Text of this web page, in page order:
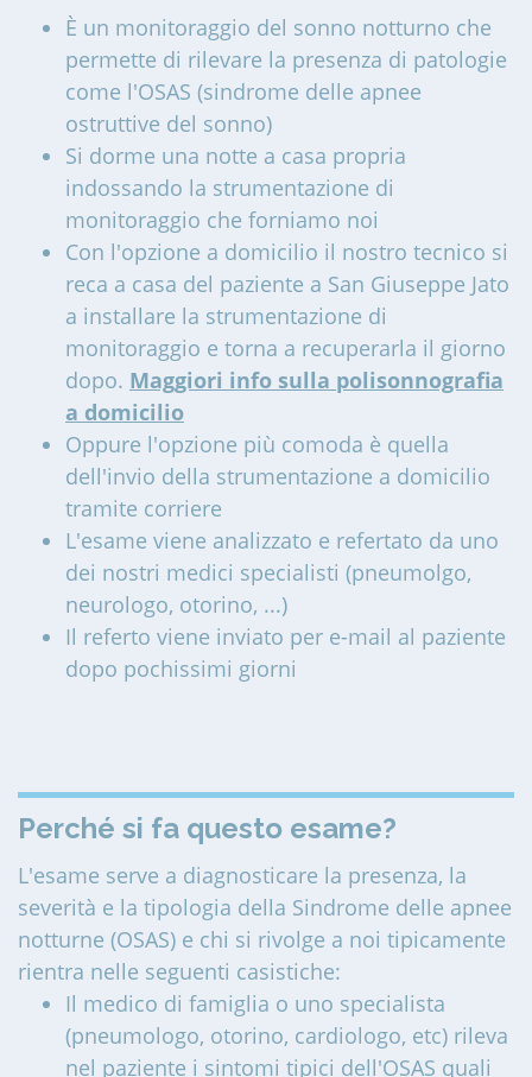
È un monitoraggio del sonno notturno che
permette di rilevare la presenza di patologie
come l'OSAS (sindrome delle apnee
ostruttive del sonno)
Si dorme una notte a casa propria
indossando la strumentazione di
monitoraggio che forniamo noi
Con l'opzione a domicilio il nostro tecnico si
reca a casa del paziente a San Giuseppe Jato
a installare la strumentazione di
monitoraggio e torna a recuperarla il giorno
dopo. Maggiori info sulla polisonnografia
a domicilio
Oppure l'opzione più comoda è quella
dell'invio della strumentazione a domicilio
tramite corriere
L'esame viene analizzato e refertato da uno
dei nostri medici specialisti (pneumolgo,
neurologo, otorino, ...)
Il referto viene inviato per e-mail al paziente
dopo pochissimi giorni
Perché si fa questo esame?
L'esame serve a diagnosticare la presenza, la
severità e la tipologia della Sindrome delle apnee
notturne (OSAS) e chi si rivolge a noi tipicamente
rientra nelle seguenti casistiche:
Il medico di famiglia o uno specialista
(pneumologo, otorino, cardiologo, etc) rileva
nel paziente i sintomi tipici dell'OSAS quali